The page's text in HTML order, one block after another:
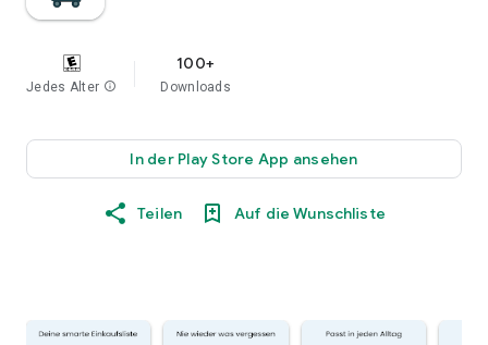
Jedes Alter info
100+
Downloads
In der Play Store App ansehen
Teilen Auf die Wunschliste